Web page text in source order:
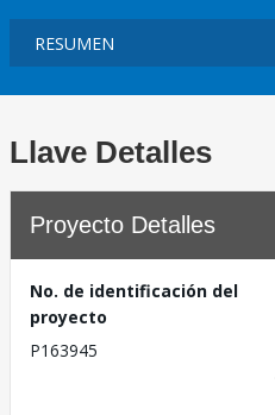
Llave Detalles
Proyecto Detalles
No. de identificación del
proyecto
P163945